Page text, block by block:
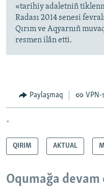
«tarihiy adaletniñ
Radası 2014 senesi
Qırım ve Aqyarnıñ
resmen ilân etti.
Paylaşmaq VPN-
*
QIRIM AKTUAL
Oqumağa